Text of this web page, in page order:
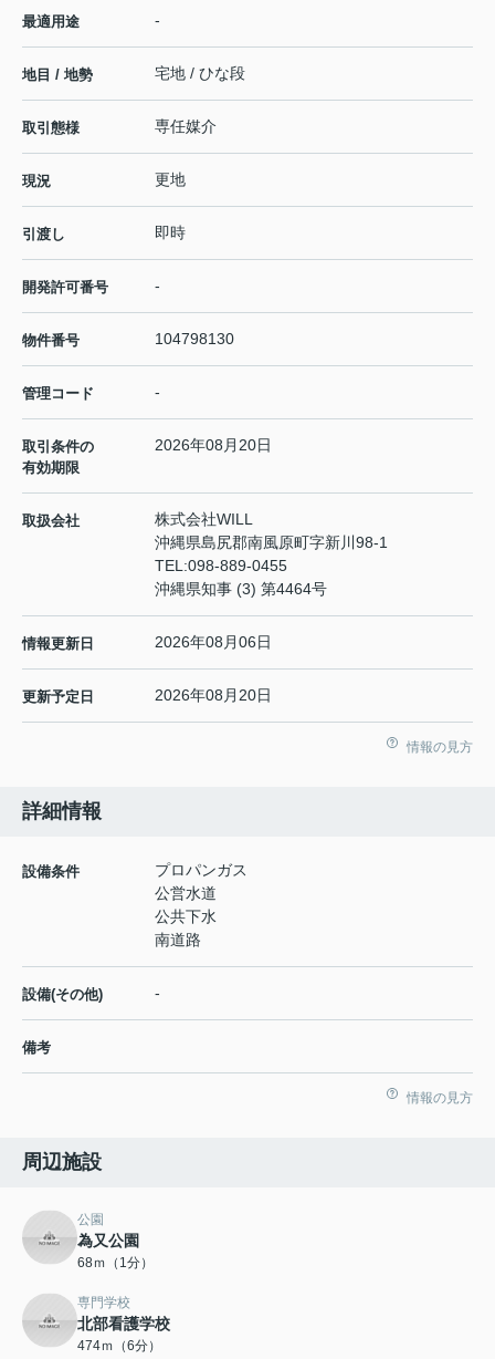
最適用途 -
地目 / 地勢 宅地 / ひな段
取引態様 専任媒介
現況 更地
引渡し 即時
開発許可番号 -
物件番号 104798130
管理コード -
取引条件の
有効期限
2026年08月20日
取扱会社
株式会社WILL
沖縄県島尻郡南風原町字新川98-1
TEL:098-889-0455
沖縄県知事 (3) 第4464号
情報更新日 2026年08月06日
更新予定日 2026年08月20日
情報の見方
詳細情報
設備条件
プロパンガス
公営水道
公共下水
南道路
設備(その他) -
備考
情報の見方
周辺施設
公園
為又公園
68ｍ（1分）
専門学校
北部看護学校
474ｍ（6分）